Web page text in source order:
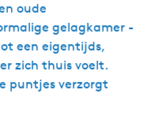
oude
gelagkamer -
een eigentijds,
zich thuis voelt.
puntjes verzorgt